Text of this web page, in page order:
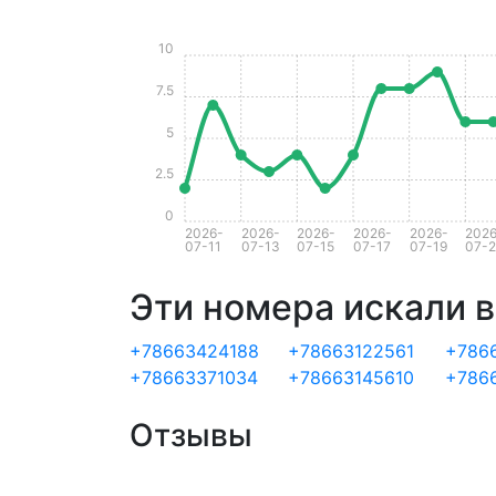
2026-
07-11
2026-
07-13
2026-
07-15
2026-
07-17
2026-
07-19
07-
0
2.5
5
7.5
10
Эти номера искали
+78663424188 +78663122561
+78663371034
+78663145610
Отзывы